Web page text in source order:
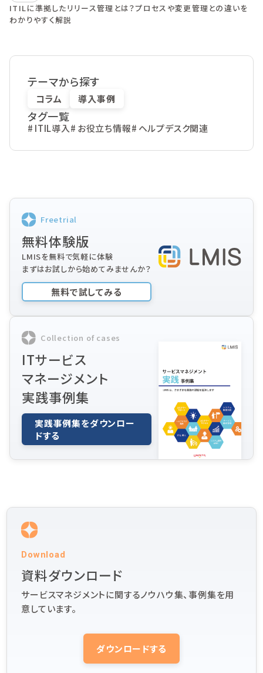
ITILに準拠したリリース管理とは？プロセスや変更管理との違いを
わかりやすく解説
テーマから探す
コラム 導入事例
タグ一覧
ITIL導入 お役立ち情報 ヘルプデスク関連
Freetrial
無料体験版
LMISを無料で気軽に体験
まずはお試しから始めてみませんか？
無料で試してみる
Collection of cases
ITサービス
マネージメント
実践事例集
実践事例集をダウンロー
ドする
Download
資料ダウンロード
サービスマネジメントに関するノウハウ集、事例集を用
意しています。
ダウンロードする